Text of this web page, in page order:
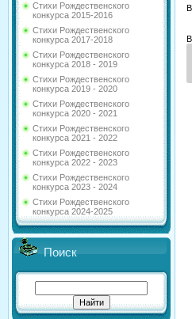
Стихи Рождественского
конкурса 2015-2016
Стихи Рождественского
конкурса 2017-2018
Стихи Рождественского
конкурса 2018 - 2019
Стихи Рождественского
конкурса 2019 - 2020
Стихи Рождественского
конкурса 2020 - 2021
Стихи Рождественского
конкурса 2021 - 2022
Стихи Рождественского
конкурса 2022 - 2023
Стихи Рождественского
конкурса 2023 - 2024
Стихи Рождественского
конкурса 2024-2025
Поиск